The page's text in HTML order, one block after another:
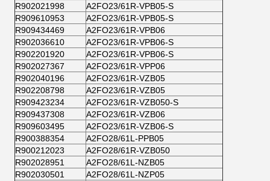
R902021998
A2FO23/61R-VPB05-S
R909610953
A2FO23/61R-VPB05-S
R909434469
A2FO23/61R-VPB06
R902036610
A2FO23/61R-VPB06-S
R902201920
A2FO23/61R-VPB06-S
R902027367
A2FO23/61R-VPP06
R902040196
A2FO23/61R-VZB05
R902208798
A2FO23/61R-VZB05
R909423234
A2FO23/61R-VZB050-S
R909437308
A2FO23/61R-VZB06
R909603495
A2FO23/61R-VZB06-S
R900388354
A2FO28/61L-PPB05
R900212023
A2FO28/61R-VZB050
R902028951
A2FO28/61L-NZB05
R902030501
A2FO28/61L-NZP05